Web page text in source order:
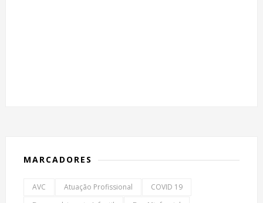
MARCADORES
AVC Atuação Profissional
COVID 19